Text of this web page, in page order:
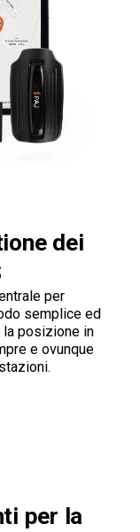
dei
per
semplice ed
la posizione in
e ovunque
per la